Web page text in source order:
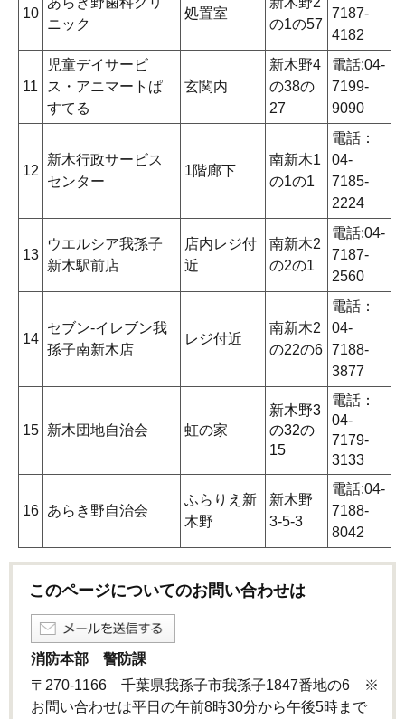
10
ニック
処置室
の1の57
7187-
4182
11
児童デイサービ
ス・アニマートぱ
すてる
玄関内
新木野4
の38の
27
電話:04-
7199-
9090
12
新木行政サービス
センター
1階廊下
南新木1
の1の1
電話：
04-
7185-
2224
13
ウエルシア我孫子
新木駅前店
店内レジ付
近
南新木2
の2の1
電話:04-
7187-
2560
14
セブン-イレブン我
孫子南新木店
レジ付近
南新木2
の22の6
電話：
04-
7188-
3877
15 新木団地自治会 虹の家
新木野3
の32の
15
電話：
04-
7179-
3133
16 あらき野自治会
ふらりえ新
木野
新木野
3-5-3
電話:04-
7188-
8042
このページについてのお問い合わせは
消防本部 警防課
〒270-1166 千葉県我孫子市我孫子1847番地の6 ※
お問い合わせは平日の午前8時30分から午後5時まで